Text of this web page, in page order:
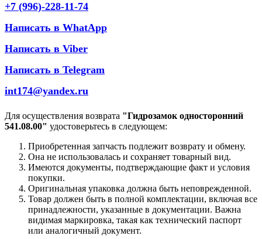
+7 (996)-228-11-74
Написать в WhatApp
Написать в Viber
Написать в Telegram
int174@yandex.ru
Для осуществления возврата "Гидрозамок односторонний
541.08.00" удостоверьтесь в следующем:
Приобретенная запчасть подлежит возврату и обмену.
Она не использовалась и сохраняет товарный вид.
Имеются документы, подтверждающие факт и условия
покупки.
Оригинальная упаковка должна быть неповрежденной.
Товар должен быть в полной комплектации, включая все
принадлежности, указанные в документации. Важна
видимая маркировка, такая как технический паспорт
или аналогичный документ.